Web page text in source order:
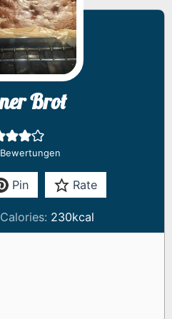
Brot
Bewertungen
Pin Rate
Calories: 230kcal